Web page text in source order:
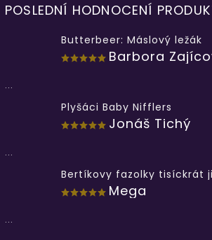
POSLEDNÍ HODNOCENÍ
Butterbeer: Máslový ležák
Barbora
...
Plyšáci Baby Nifflers
Jonáš Tichý
...
Bertíkovy fazolky tisíckrát
Mega
...